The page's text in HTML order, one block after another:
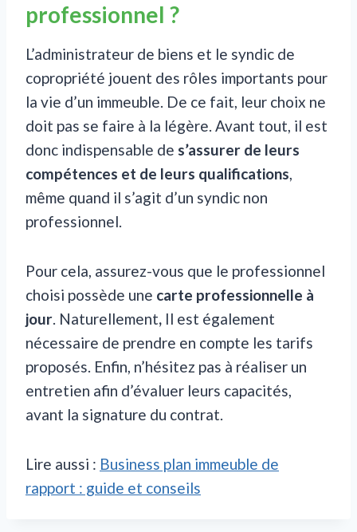
professionnel ?
L’administrateur de biens et le syndic de
copropriété jouent des rôles importants pour
la vie d’un immeuble. De ce fait, leur choix ne
doit pas se faire à la légère. Avant tout, il est
donc indispensable de s’assurer de leurs
compétences et de leurs qualifications,
même quand il s’agit d’un syndic non
professionnel.
Pour cela, assurez-vous que le professionnel
choisi possède une carte professionnelle à
jour. Naturellement, Il est également
nécessaire de prendre en compte les tarifs
proposés. Enfin, n’hésitez pas à réaliser un
entretien afin d’évaluer leurs capacités,
avant la signature du contrat.
Lire aussi : Business plan immeuble de
rapport : guide et conseils